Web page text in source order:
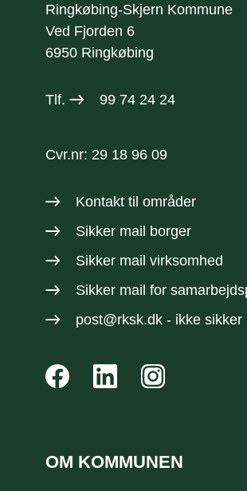
Ringkøbing-Skjern Kommune
Ved Fjorden 6
6950 Ringkøbing
Tlf. 99 74 24 24
Cvr.nr: 29 18 96 09
Kontakt til områder
Sikker mail borger
Sikker mail virksomhed
Sikker mail for
post@rksk.dk- ikke sikker
OM KOMMUNEN